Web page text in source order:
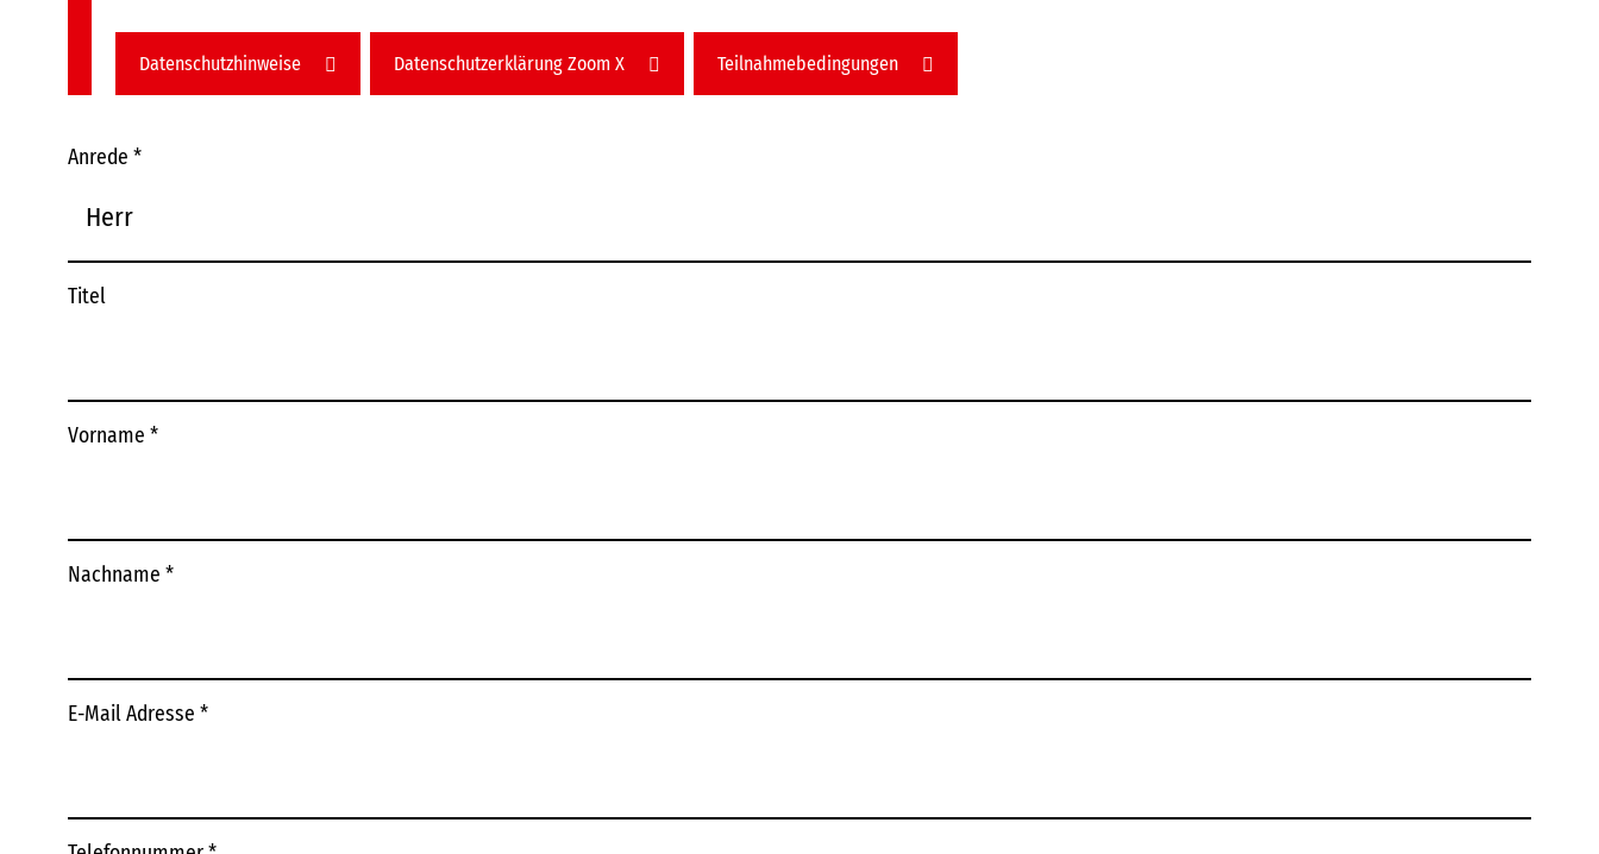
Datenschutzhinweise Datenschutzerklärung Zoom X Teilnahmebedingungen
Anrede *
Titel
Vorname *
Nachname *
E-Mail Adresse *